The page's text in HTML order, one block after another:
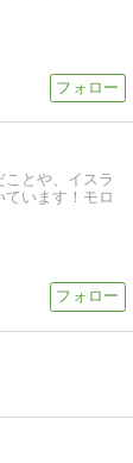
とや、イスラ
います！モロ